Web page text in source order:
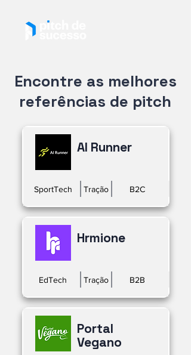
Encontre as melhores
referências de pitch
AI Runner
SportTech Tração B2C
Hrmione
EdTech Tração B2B
Portal
Vegano